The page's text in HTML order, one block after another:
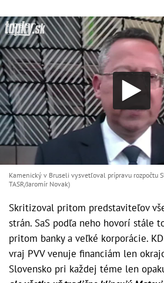
Kamenický v Bruseli vysvetľoval prípravu rozpočtu
TASR/Jaromír Novak)
Skritizoval pritom predstaviteľov
strán. SaS podľa neho hovorí stále
pritom banky a veľké korporácie.
vraj PVV venuje financiám len
Slovensko pri každej téme len